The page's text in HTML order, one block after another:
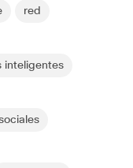
red
inteligentes